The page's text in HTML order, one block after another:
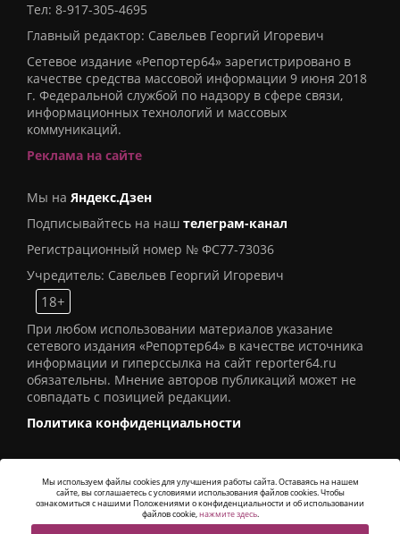
Тел: 8-917-305-4695
Главный редактор: Савельев Георгий Игоревич
Сетевое издание «Репортер64» зарегистрировано в
качестве средства массовой информации 9 июня 2018
г. Федеральной службой по надзору в сфере связи,
информационных технологий и массовых
коммуникаций.
Реклама на сайте
Мы на Яндекс.Дзен
Подписывайтесь на наш телеграм-канал
Регистрационный номер № ФС77-73036
Учредитель: Савельев Георгий Игоревич
18+
При любом использовании материалов указание
сетевого издания «Репортер64» в качестве источника
информации и гиперссылка на сайт reporter64.ru
обязательны. Мнение авторов публикаций может не
совпадать с позицией редакции.
Политика конфиденциальности
© 2016СИ «Репортер64». Все права защищены -
Alatis Studio
Мы используем файлы cookies для улучшения работы сайта. Оставаясь на нашем
сайте, вы соглашаетесь с условиями использования файлов cookies. Чтобы
ознакомиться с нашими Положениями о конфиденциальности и об использовании
файлов cookie,нажмите здесь.